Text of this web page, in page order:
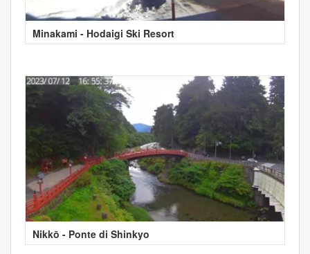
Minakami - Hodaigi Ski Resort
Nikkō - Ponte di Shinkyo